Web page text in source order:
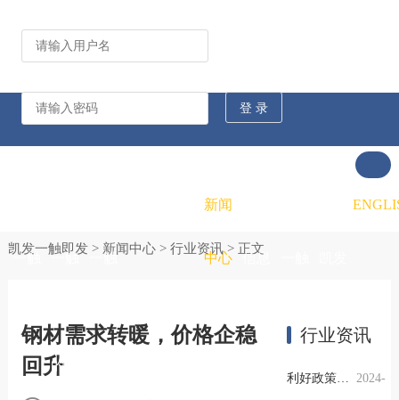
一触 一触
的概
一触
新闻
中心 信息
凯发一触即发> 新闻中心> 行业资讯> 正文
钢材需求转暖，价格企稳
回升
行业资讯
利好政策提振钢市信心，四季度行业需求或小幅上升 2024-